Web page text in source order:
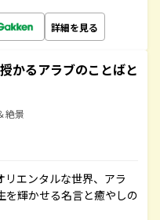
詳細を見る
かるアラブのことばと
絶景
エンタルな世界、アラ
を輝かせる名言と癒やしの